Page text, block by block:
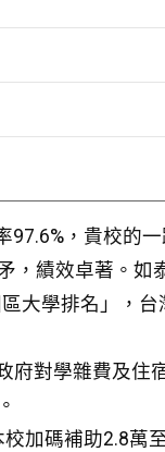
，貴校的
，績效卓著。如
大學排名」，
府對學雜費及住
加碼補助2.8萬